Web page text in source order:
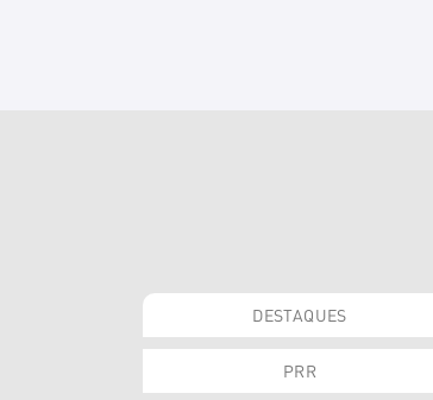
DESTAQUES
PRR